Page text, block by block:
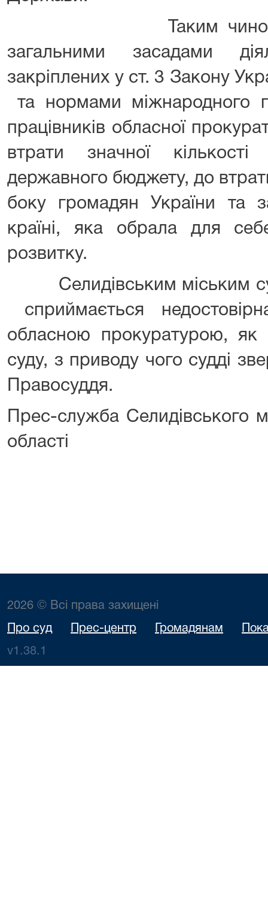
Таким чином,
загальними засадами
закріплених у ст. 3 Закону
та нормами міжнародного
працівників обласної
втрати значної
державного бюджету, до
боку громадян України та
країні, яка обрала для
розвитку.
Селидівським міським
сприймається
обласною прокуратурою, як
суду, з приводу чого судді
Правосуддя.
Прес-служба Селидівського
області
2026 © Всі права захищені
Про суд Прес-центр Громадянам
v1.38.1